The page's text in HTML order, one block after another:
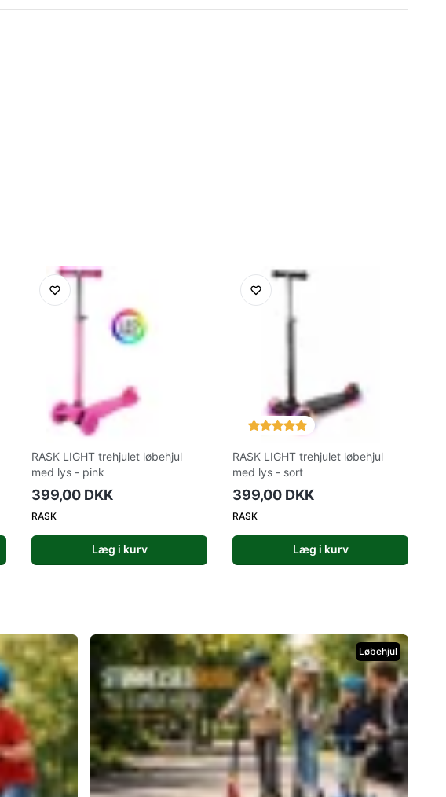
RASK LIGHT trehjulet løbehjul
med lys - pink
399,00 DKK
RASK
Læg i kurv
RASK LIGHT trehjulet løbehjul
med lys - sort
399,00 DKK
RASK
Læg i kurv
Løbehjul